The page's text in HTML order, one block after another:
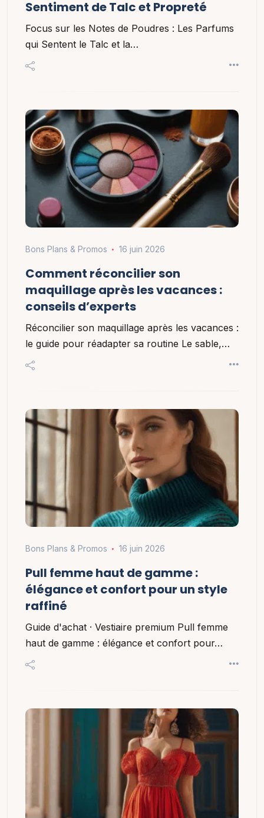
Sentiment de Talc et Propreté
Focus sur les Notes de Poudres : Les Parfums
qui Sentent le Talc et la…
Bons Plans & Promos 16 juin 2026
Comment réconcilier son
maquillage après les vacances :
conseils d’experts
Réconcilier son maquillage après les vacances :
le guide pour réadapter sa routine Le sable,…
Bons Plans & Promos 16 juin 2026
Pull femme haut de gamme :
élégance et confort pour un style
raffiné
Guide d'achat · Vestiaire premium Pull femme
haut de gamme : élégance et confort pour…